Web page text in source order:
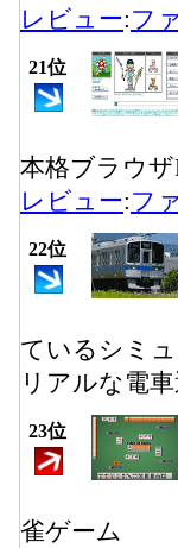
レビュー:フ
21位
本格ブラウザ
レビュー:フ
22位
ているシミ
リアルな電
23位
雀ゲーム